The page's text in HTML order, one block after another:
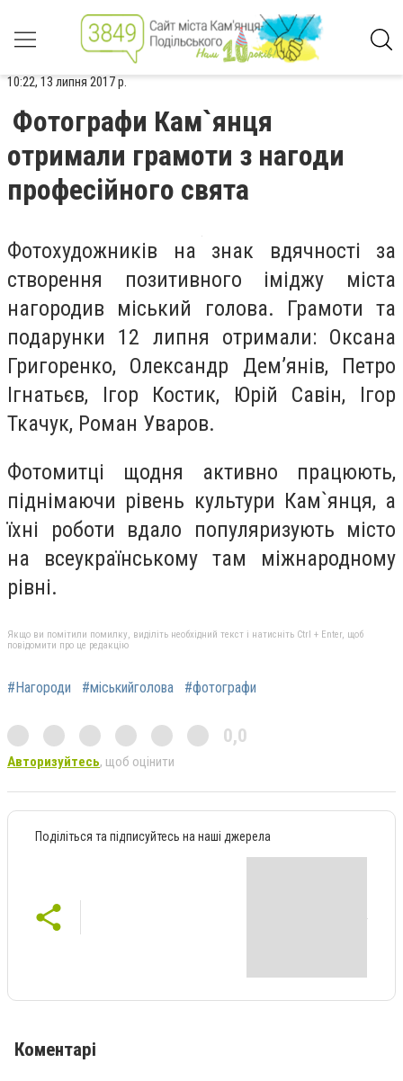
10:22, 13 липня 2017 р.
Фотографи Кам`янця
отримали грамоти з нагоди
професійного свята
Фотохудожників на знак вдячності за
створення позитивного іміджу міста
нагородив міський голова. Грамоти та
подарунки 12 липня отримали: Оксана
Григоренко, Олександр Дем’янів, Петро
Ігнатьєв, Ігор Костик, Юрій Савін, Ігор
Ткачук, Роман Уваров.
Фотомитці щодня активно працюють,
піднімаючи рівень культури Кам`янця, а
їхні роботи вдало популяризують місто
на всеукраїнському там міжнародному
рівні.
Якщо ви помітили помилку, виділіть необхідний текст і натисніть Ctrl + Enter, щоб
повідомити про це редакцію
#Нагороди #міськийголова #фотографи
0,0
Авторизуйтесь, щоб оцінити
Поділіться та підписуйтесь на наші джерела
Коментарі